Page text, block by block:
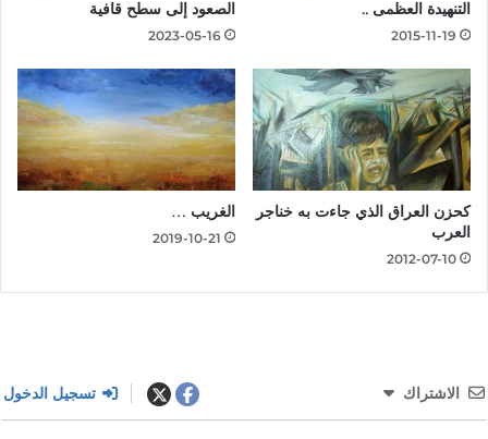
التنهيدة العظمى ..
2015-11-19
الصعود إلى سطح قافية
2023-05-16
كحزن العراق الذي جاءت به خناجر
العرب
2012-07-10
الغريب …
2019-10-21
الاشتراك تسجيل الدخول